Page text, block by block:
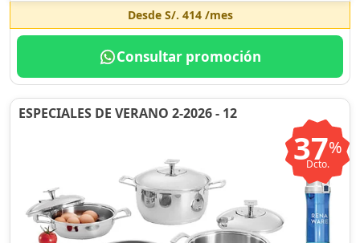
Desde S/. 414/mes
Consultar promoción
ESPECIALES DE VERANO 2-2026 - 12
37%
Dcto.